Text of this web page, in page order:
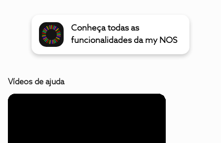
Conheça todas as
funcionalidades da my NOS
Vídeos de ajuda